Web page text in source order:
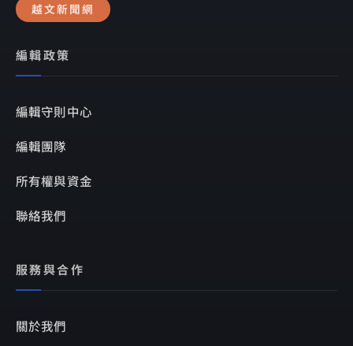
越文新聞網
編輯政策
編輯守則中心
編輯團隊
所有權與資金
聯絡我們
服務與合作
關於我們